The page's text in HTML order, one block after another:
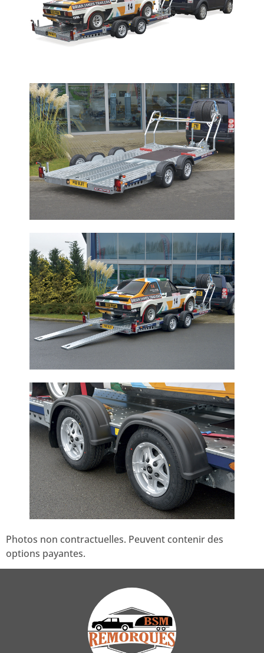
Photos non contractuelles. Peuvent contenir des
options payantes.